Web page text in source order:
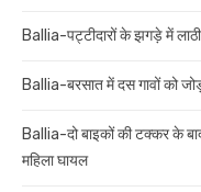
Ballia-पट्टीदारों के झगड़े में लाठी
Ballia-बरसात में दस गावों को
Ballia-दो बाइकों की टक्कर के
महिला घायल